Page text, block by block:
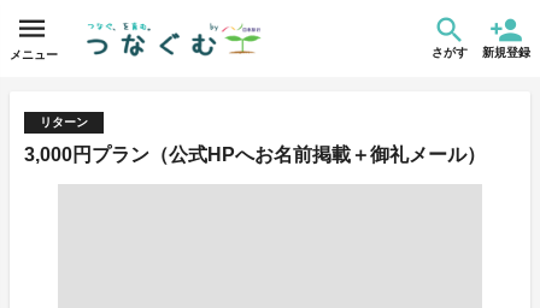
メニュー さがす 新規登録
リターン
3,000円プラン（公式HPへお名前掲載＋御礼メール）